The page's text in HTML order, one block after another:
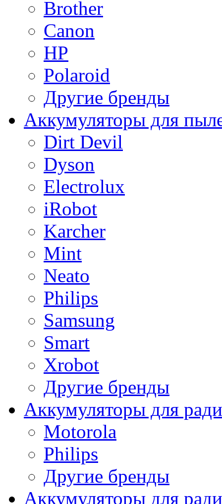
Brother
Canon
HP
Polaroid
Другие бренды
Аккумуляторы для
Dirt Devil
Dyson
Electrolux
iRobot
Karcher
Mint
Neato
Philips
Samsung
Smart
Xrobot
Другие бренды
Аккумуляторы для
Motorola
Philips
Другие бренды
Аккумуляторы для